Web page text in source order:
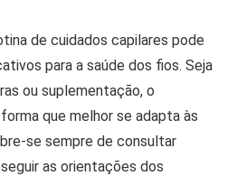
de cuidados capilares pode
para a saúde dos fios. Seja
ou suplementação, o
que melhor se adapta às
se sempre de consultar
as orientações dos